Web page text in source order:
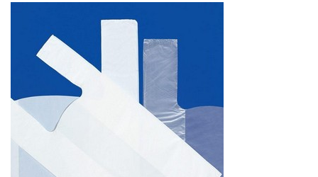
Envelope destinatário
Envelope em plástico de segurança adesivo
Envelope envio correios
Envelope flexível com lacre de segurança
Envelope fronha
Envelope impresso
Envelope inviolável